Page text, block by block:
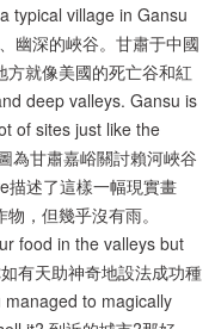
typical village in Gansu
幽深的峽谷。甘肅于中國
就像美國的死亡谷和紅
deep valleys. Gansu is
of sites just like the
為甘肅嘉峪關討賴河峽谷
描述了這樣一幅現實畫
，但幾乎沒有雨。
food in the valleys but
有天助神奇地設法成功種
managed to magically